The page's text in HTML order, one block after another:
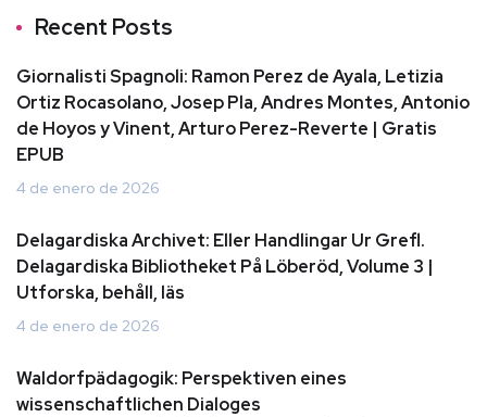
Recent Posts
Giornalisti Spagnoli: Ramon Perez de Ayala, Letizia
Ortiz Rocasolano, Josep Pla, Andres Montes, Antonio
de Hoyos y Vinent, Arturo Perez-Reverte | Gratis
EPUB
4 de enero de 2026
Delagardiska Archivet: Eller Handlingar Ur Grefl.
Delagardiska Bibliotheket På Löberöd, Volume 3 |
Utforska, behåll, läs
4 de enero de 2026
Waldorfpädagogik: Perspektiven eines
wissenschaftlichen Dialoges